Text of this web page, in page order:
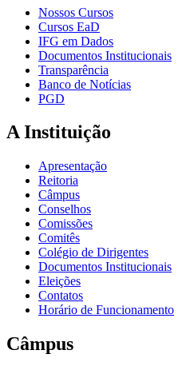
Nossos Cursos
Cursos EaD
IFG em Dados
Documentos Institucionais
Transparência
Banco de Notícias
PGD
A Instituição
Apresentação
Reitoria
Câmpus
Conselhos
Comissões
Comitês
Colégio de Dirigentes
Documentos Institucionais
Eleições
Contatos
Horário de Funcionamento
Câmpus